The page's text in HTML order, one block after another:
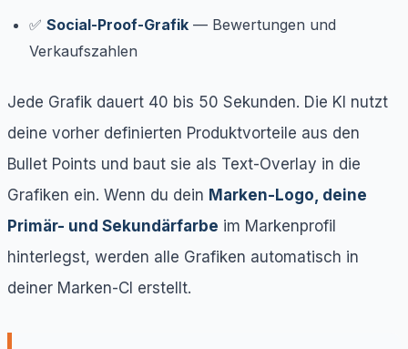
✅ Social-Proof-Grafik — Bewertungen und
Verkaufszahlen
Jede Grafik dauert 40 bis 50 Sekunden. Die KI nutzt
deine vorher definierten Produktvorteile aus den
Bullet Points und baut sie als Text-Overlay in die
Grafiken ein. Wenn du dein Marken-Logo, deine
Primär- und Sekundärfarbe im Markenprofil
hinterlegst, werden alle Grafiken automatisch in
deiner Marken-CI erstellt.